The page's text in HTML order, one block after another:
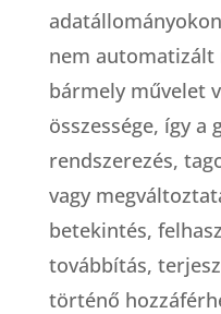
nem automatizált
bármely művelet
összessége, így a
rendszerezés,
vagy
betekintés,
továbbítás,
történő